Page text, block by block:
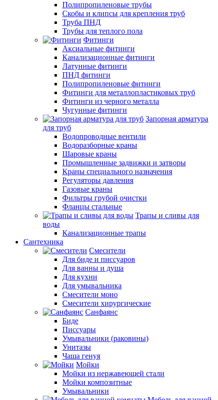
Полипропиленовые трубы
Скобы и клипсы для крепления труб
Труба ПНД
Трубы для теплого пола
Фитинги
Аксиальные фитинги
Канализационные фитинги
Латунные фитинги
ПНД фитинги
Полипропиленовые фитинги
Фитинги для металлопластиковых труб
Фитинги из черного металла
Чугунные фитинги
Запорная арматура
для труб
Водопроводные вентили
Водоразборные краны
Шаровые краны
Промышленные задвижки и затворы
Краны специального назначения
Регуляторы давления
Газовые краны
Фильтры грубой очистки
Фланцы стальные
Трапы и сливы для
воды
Канализационные трапы
Сантехника
Смесители
Для биде и писсуаров
Для ванны и душа
Для кухни
Для умывальника
Смесители моно
Смесители хирургические
Санфаянс
Биде
Писсуары
Умывальники (раковины)
Унитазы
Чаша генуя
Мойки
Мойки из нержавеющей стали
Мойки композитные
Умывальники